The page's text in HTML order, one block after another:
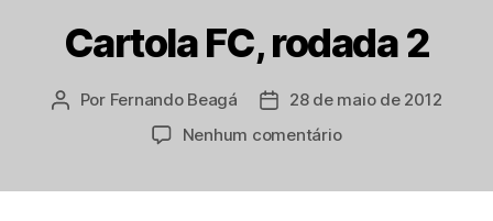
Cartola FC, rodada 2
Autor
Por Fernando Beagá
Data28 de maio de 2012
Nenhum comentárioem